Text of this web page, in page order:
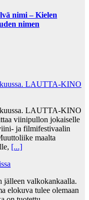
nimi – Kielen
nimen
LAUTTA-KINO
LAUTTA-KINO
viinipullon jokaiselle
ja filmifestivaalin
maalta
[...]
jälleen valkokankaalla.
elokuva tulee olemaan